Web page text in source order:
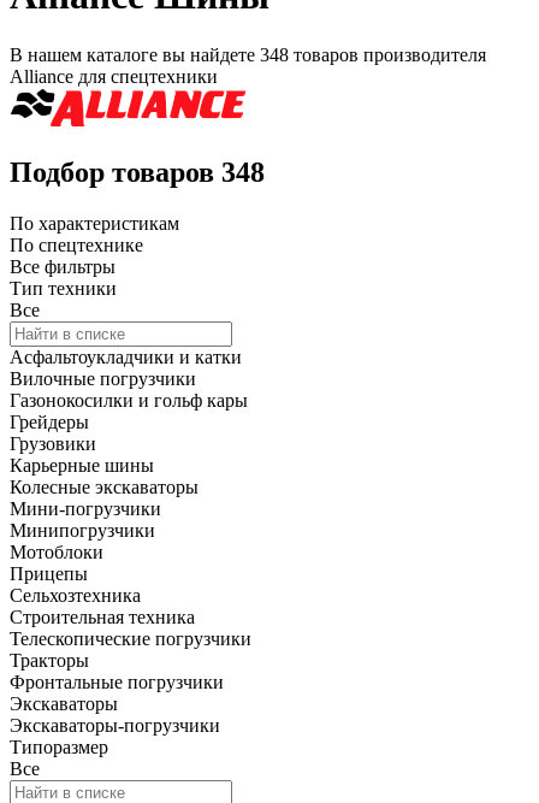
В нашем каталоге вы найдете 348 товаров производителя
Alliance для спецтехники
Подбор товаров 348
По характеристикам
По спецтехнике
Все фильтры
Тип техники
Все
Асфальтоукладчики и катки
Вилочные погрузчики
Газонокосилки и гольф кары
Грейдеры
Грузовики
Карьерные шины
Колесные экскаваторы
Мини-погрузчики
Минипогрузчики
Мотоблоки
Прицепы
Сельхозтехника
Строительная техника
Телескопические погрузчики
Тракторы
Фронтальные погрузчики
Экскаваторы
Экскаваторы-погрузчики
Типоразмер
Все